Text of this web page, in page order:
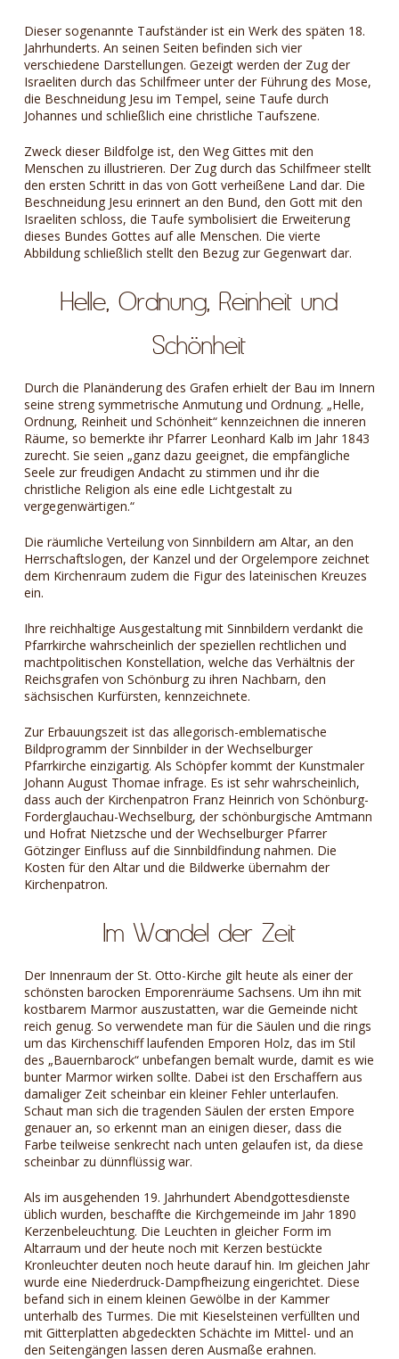
Dieser sogenannte Taufständer ist ein Werk des späten 18.
Jahrhunderts. An seinen Seiten befinden sich vier
verschiedene Darstellungen. Gezeigt werden der Zug der
Israeliten durch das Schilfmeer unter der Führung des Mose,
die Beschneidung Jesu im Tempel, seine Taufe durch
Johannes und schließlich eine christliche Taufszene.
Zweck dieser Bildfolge ist, den Weg Gittes mit den
Menschen zu illustrieren. Der Zug durch das Schilfmeer stellt
den ersten Schritt in das von Gott verheißene Land dar. Die
Beschneidung Jesu erinnert an den Bund, den Gott mit den
Israeliten schloss, die Taufe symbolisiert die Erweiterung
dieses Bundes Gottes auf alle Menschen. Die vierte
Abbildung schließlich stellt den Bezug zur Gegenwart dar.
Helle, Ordnung, Reinheit und
Schönheit
Durch die Planänderung des Grafen erhielt der Bau im Innern
seine streng symmetrische Anmutung und Ordnung. „Helle,
Ordnung, Reinheit und Schönheit“ kennzeichnen die inneren
Räume, so bemerkte ihr Pfarrer Leonhard Kalb im Jahr 1843
zurecht. Sie seien „ganz dazu geeignet, die empfängliche
Seele zur freudigen Andacht zu stimmen und ihr die
christliche Religion als eine edle Lichtgestalt zu
vergegenwärtigen.“
Die räumliche Verteilung von Sinnbildern am Altar, an den
Herrschaftslogen, der Kanzel und der Orgelempore zeichnet
dem Kirchenraum zudem die Figur des lateinischen Kreuzes
ein.
Ihre reichhaltige Ausgestaltung mit Sinnbildern verdankt die
Pfarrkirche wahrscheinlich der speziellen rechtlichen und
machtpolitischen Konstellation, welche das Verhältnis der
Reichsgrafen von Schönburg zu ihren Nachbarn, den
sächsischen Kurfürsten, kennzeichnete.
Zur Erbauungszeit ist das allegorisch-emblematische
Bildprogramm der Sinnbilder in der Wechselburger
Pfarrkirche einzigartig. Als Schöpfer kommt der Kunstmaler
Johann August Thomae infrage. Es ist sehr wahrscheinlich,
dass auch der Kirchenpatron Franz Heinrich von Schönburg-
Forderglauchau-Wechselburg, der schönburgische Amtmann
und Hofrat Nietzsche und der Wechselburger Pfarrer
Götzinger Einfluss auf die Sinnbildfindung nahmen. Die
Kosten für den Altar und die Bildwerke übernahm der
Kirchenpatron.
Im Wandel der Zeit
Der Innenraum der St. Otto-Kirche gilt heute als einer der
schönsten barocken Emporenräume Sachsens. Um ihn mit
kostbarem Marmor auszustatten, war die Gemeinde nicht
reich genug. So verwendete man für die Säulen und die rings
um das Kirchenschiff laufenden Emporen Holz, das im Stil
des „Bauernbarock“ unbefangen bemalt wurde, damit es wie
bunter Marmor wirken sollte. Dabei ist den Erschaffern aus
damaliger Zeit scheinbar ein kleiner Fehler unterlaufen.
Schaut man sich die tragenden Säulen der ersten Empore
genauer an, so erkennt man an einigen dieser, dass die
Farbe teilweise senkrecht nach unten gelaufen ist, da diese
scheinbar zu dünnflüssig war.
Als im ausgehenden 19. Jahrhundert Abendgottesdienste
üblich wurden, beschaffte die Kirchgemeinde im Jahr 1890
Kerzenbeleuchtung. Die Leuchten in gleicher Form im
Altarraum und der heute noch mit Kerzen bestückte
Kronleuchter deuten noch heute darauf hin. Im gleichen Jahr
wurde eine Niederdruck-Dampfheizung eingerichtet. Diese
befand sich in einem kleinen Gewölbe in der Kammer
unterhalb des Turmes. Die mit Kieselsteinen verfüllten und
mit Gitterplatten abgedeckten Schächte im Mittel- und an
den Seitengängen lassen deren Ausmaße erahnen.